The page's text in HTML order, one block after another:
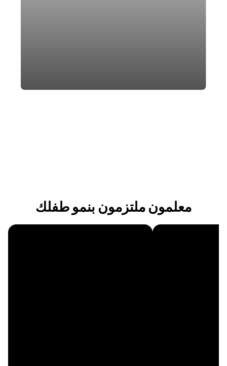
معلمون ملتزمون بنمو طفلك